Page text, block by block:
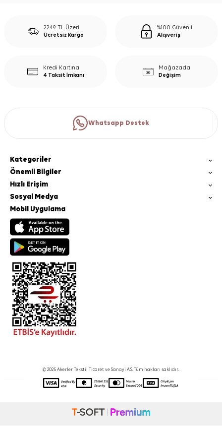
2249 TL Üzeri
Ücretsiz Kargo
%100 Güvenli
Alışveriş
Kredi Kartına
4 Taksit İmkanı
Mağazada
Değişim
Whatsapp Destek
Kategoriler
Önemli Bilgiler
Hızlı Erişim
Sosyal Medya
Mobil Uygulama
© 2025 Akerler Tekstil Ticaret ve Sanayi A.Ş. Tüm hakları saklıdır.